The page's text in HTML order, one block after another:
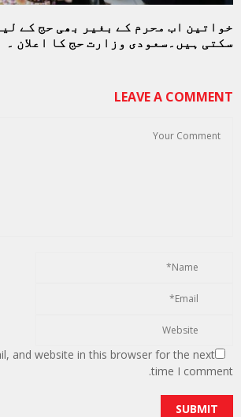
خواتین اب محرم کے بغیر بھی حج کے
سکتی ہیں۔سعودی وزارت حج کا اعلان ۔
LEAVE A COMMENT
and website in this browser for the next
time I comment.